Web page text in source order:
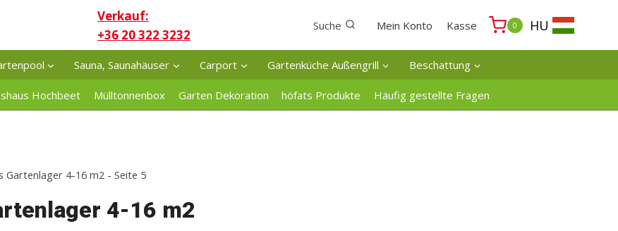
Verkauf:
+36 20 322 3232
Suche Mein Konto Kasse 0 HU
Sauna, Saunahäuser Carport Gartenküche Außengrill Beschattung
Hochbeet Mülltonnenbox Garten Dekoration höfats Produkte Häufig gestellte Fragen
Gartenlager 4-16 m2 - Seite 5
4-16 m2